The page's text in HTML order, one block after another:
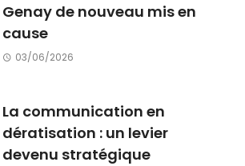
Genay de nouveau mis en
cause
03/06/2026
La communication en
dératisation : un levier
devenu stratégique